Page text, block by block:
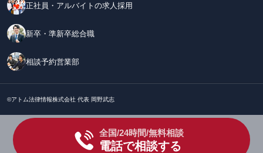
正社員・アルバイトの求人採用
新卒・準新卒総合職
相談予約営業部
©アトム法律情報株式会社 代表 岡野武志
全国/24時間/無料相談
電話で相談する